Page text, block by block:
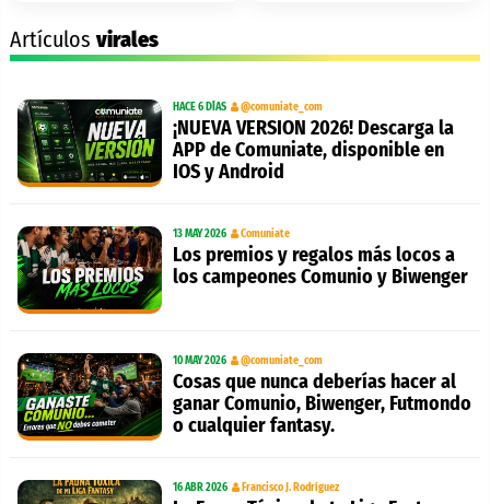
Artículosvirales
HACE 6 DÍAS @comuniate_com
¡NUEVA VERSION 2026! Descarga la
APP de Comuniate, disponible en
IOS y Android
13 MAY 2026 Comuniate
Los premios y regalos más locos a
los campeones Comunio y Biwenger
10 MAY 2026 @comuniate_com
Cosas que nunca deberías hacer al
ganar Comunio, Biwenger, Futmondo
o cualquier fantasy.
16 ABR 2026 Francisco J. Rodríguez